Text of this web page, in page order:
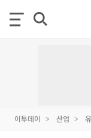
이투데이 산업